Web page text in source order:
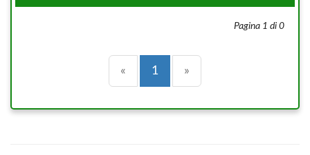
Pagina 1 di 0
« Precedente
1 (current)
»